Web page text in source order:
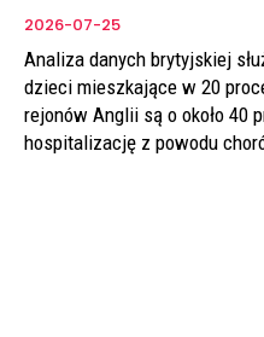
2026-07-25
Analiza danych brytyjskiej
dzieci mieszkające w 20
rejonów Anglii są o około 40
hospitalizację z powodu